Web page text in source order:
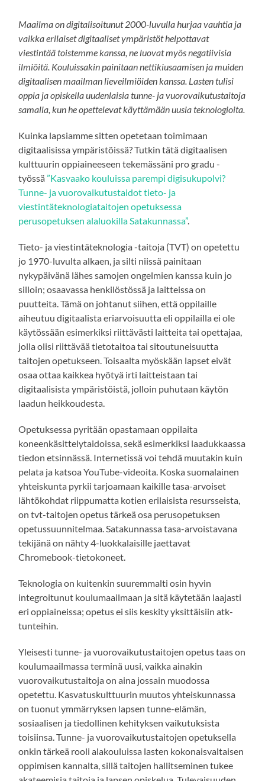
Maailma on digitalisoitunut 2000-luvulla hurjaa vauhtia ja
vaikka erilaiset digitaaliset ympäristöt helpottavat
viestintää toistemme kanssa, ne luovat myös negatiivisia
ilmiöitä. Kouluissakin painitaan nettikiusaamisen ja muiden
digitaalisen maailman lieveilmiöiden kanssa. Lasten tulisi
oppia ja opiskella uudenlaisia tunne- ja vuorovaikutustaitoja
samalla, kun he opettelevat käyttämään uusia teknologioita.
Kuinka lapsiamme sitten opetetaan toimimaan
digitaalisissa ympäristöissä? Tutkin tätä digitaalisen
kulttuurin oppiaineeseen tekemässäni pro gradu -
työssä”Kasvaako kouluissa parempi digisukupolvi?
Tunne- ja vuorovaikutustaidot tieto- ja
viestintäteknologiataitojen opetuksessa
perusopetuksen alaluokilla Satakunnassa”.
Tieto- ja viestintäteknologia -taitoja (TVT) on opetettu
jo 1970-luvulta alkaen, ja silti niissä painitaan
nykypäivänä lähes samojen ongelmien kanssa kuin jo
silloin; osaavassa henkilöstössä ja laitteissa on
puutteita. Tämä on johtanut siihen, että oppilaille
aiheutuu digitaalista eriarvoisuutta eli oppilailla ei ole
käytössään esimerkiksi riittävästi laitteita tai opettajaa,
jolla olisi riittävää tietotaitoa tai sitoutuneisuutta
taitojen opetukseen. Toisaalta myöskään lapset eivät
osaa ottaa kaikkea hyötyä irti laitteistaan tai
digitaalisista ympäristöistä, jolloin puhutaan käytön
laadun heikkoudesta.
Opetuksessa pyritään opastamaan oppilaita
koneenkäsittelytaidoissa, sekä esimerkiksi laadukkaassa
tiedon etsinnässä. Internetissä voi tehdä muutakin kuin
pelata ja katsoa YouTube-videoita. Koska suomalainen
yhteiskunta pyrkii tarjoamaan kaikille tasa-arvoiset
lähtökohdat riippumatta kotien erilaisista resursseista,
on tvt-taitojen opetus tärkeä osa perusopetuksen
opetussuunnitelmaa. Satakunnassa tasa-arvoistavana
tekijänä on nähty 4-luokkalaisille jaettavat
Chromebook-tietokoneet.
Teknologia on kuitenkin suuremmalti osin hyvin
integroitunut koulumaailmaan ja sitä käytetään laajasti
eri oppiaineissa; opetus ei siis keskity yksittäisiin atk-
tunteihin.
Yleisesti tunne- ja vuorovaikutustaitojen opetus taas on
koulumaailmassa terminä uusi, vaikka ainakin
vuorovaikutustaitoja on aina jossain muodossa
opetettu. Kasvatuskulttuurin muutos yhteiskunnassa
on tuonut ymmärryksen lapsen tunne-elämän,
sosiaalisen ja tiedollinen kehityksen vaikutuksista
toisiinsa. Tunne- ja vuorovaikutustaitojen opetuksella
onkin tärkeä rooli alakouluissa lasten kokonaisvaltaisen
oppimisen kannalta, sillä taitojen hallitseminen tukee